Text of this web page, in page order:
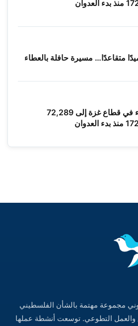
متقاعدًا… مسيرة حافلة بالعطاء
ارتفاع حصيلة الشهداء في قطاع غزة إلى 72,289
مجموعة مهتمة بالشأن الفلسطيني
والعمل التطوعي. توسعت أنشطة عملها